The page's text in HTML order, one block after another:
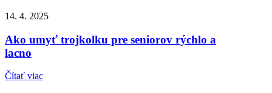
14. 4. 2025
Ako umyť trojkolku pre seniorov rýchlo a
lacno
Čítať viac